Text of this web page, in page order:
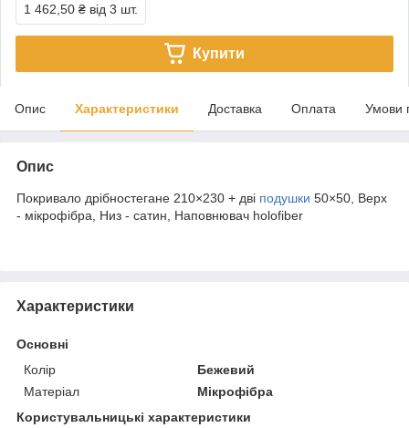
1 462,50 ₴ від 3 шт.
Купити
Опис Характеристики Доставка Оплата Умови
Опис
Покривало дрібностегане 210×230 + дві подушки 50×50, Верх
- мікрофібра, Низ - сатин, Наповнювач holofiber
Характеристики
Основні
Колір
Бежевий
Матеріал
Мікрофібра
Користувальницькі характеристики